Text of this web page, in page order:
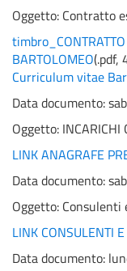
Oggetto: Contratto
timbro_CONTRATTO
BARTOLOMEO(.pdf,
Curriculum vitae
Data documento:
Oggetto: INCARICHI
LINK ANAGRAFE
Data documento:
Oggetto: Consulenti
LINK CONSULENTI
Data documento: